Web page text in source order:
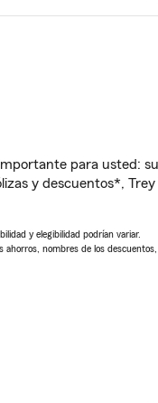
para usted:
y descuentos*, Trey
y elegibilidad podrían variar.
nombres de los descuentos,